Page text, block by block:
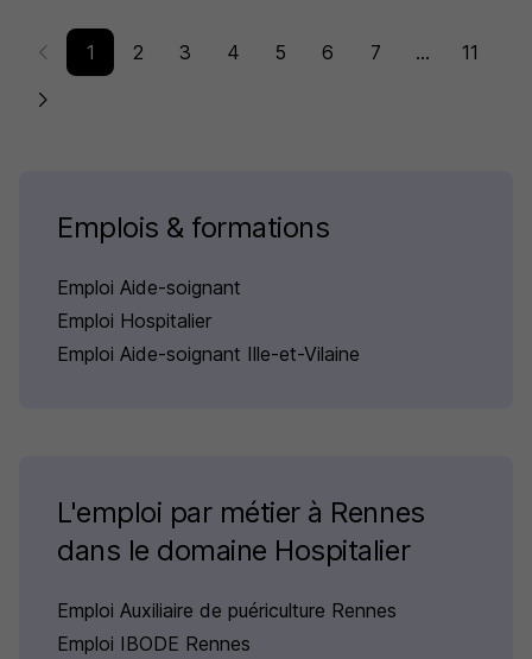
1 2 3 4 5 6 7 ... 11
Emplois & formations
Emploi Aide-soignant
Emploi Hospitalier
Emploi Aide-soignant Ille-et-Vilaine
L'emploi par métier à Rennes
dans le domaine Hospitalier
Emploi Auxiliaire de puériculture Rennes
Emploi IBODE Rennes